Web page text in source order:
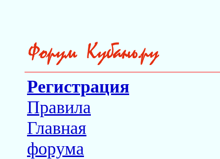
Регистрация
Правила
Главная
форума